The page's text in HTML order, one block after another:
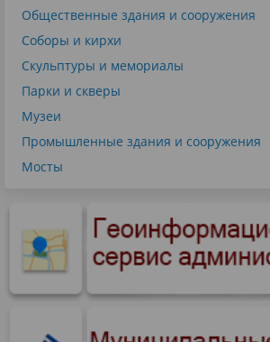
Общественные здания и сооружения
Соборы и кирхи
Скульптуры и мемориалы
Парки и скверы
Музеи
Промышленные здания и сооружения
Мосты